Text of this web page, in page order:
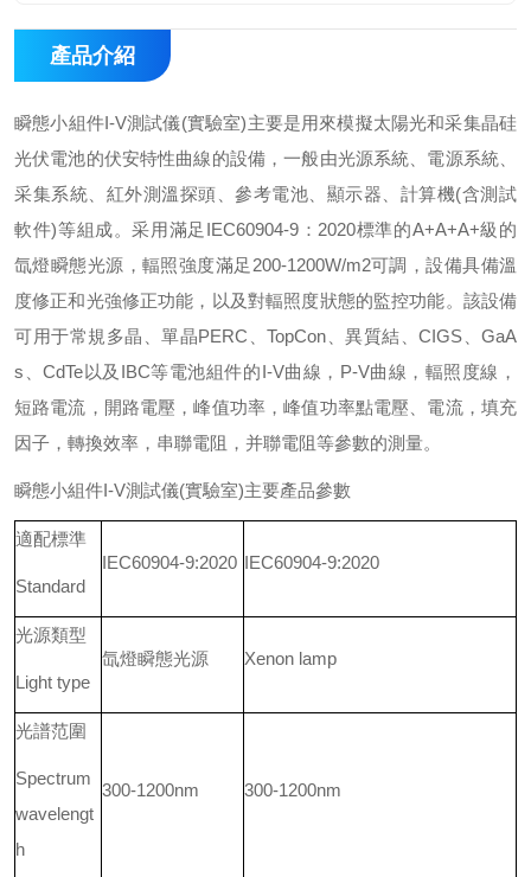
產品介紹
瞬態小組件I-V測試儀(實驗室)主要是用來模擬太陽光和采集晶硅
光伏電池的伏安特性曲線的設備，一般由光源系統、電源系統、
采集系統、紅外測溫探頭、參考電池、顯示器、計算機(含測試
軟件)等組成。采用滿足IEC60904-9：2020標準的A+A+A+級的
氙燈瞬態光源，輻照強度滿足200-1200W/m2可調，設備具備溫
度修正和光強修正功能，以及對輻照度狀態的監控功能。該設備
可用于常規多晶、單晶PERC、TopCon、異質結、CIGS、GaA
s、CdTe以及IBC等電池組件的I-V曲線，P-V曲線，輻照度線，
短路電流，開路電壓，峰值功率，峰值功率點電壓、電流，填充
因子，轉換效率，串聯電阻，并聯電阻等參數的測量。
瞬態小組件I-V測試儀(實驗室)主要產品參數
適配標準
Standard
IEC60904-9:2020 IEC60904-9:2020
光源類型
Light type
氙燈瞬態光源 Xenon lamp
光譜范圍
Spectrum
wavelengt
h
300-1200nm 300-1200nm